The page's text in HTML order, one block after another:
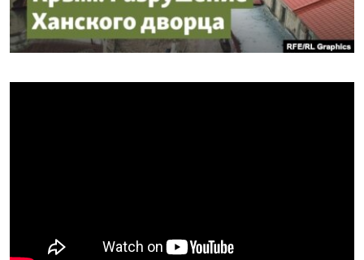
ПОБЕДИТЕЛЕЙ НЕ СУДЯТ?
КРЫМ.НЕПОКОРЕННЫЙ
ПРИСОЕДИНЯЙТЕСЬ!